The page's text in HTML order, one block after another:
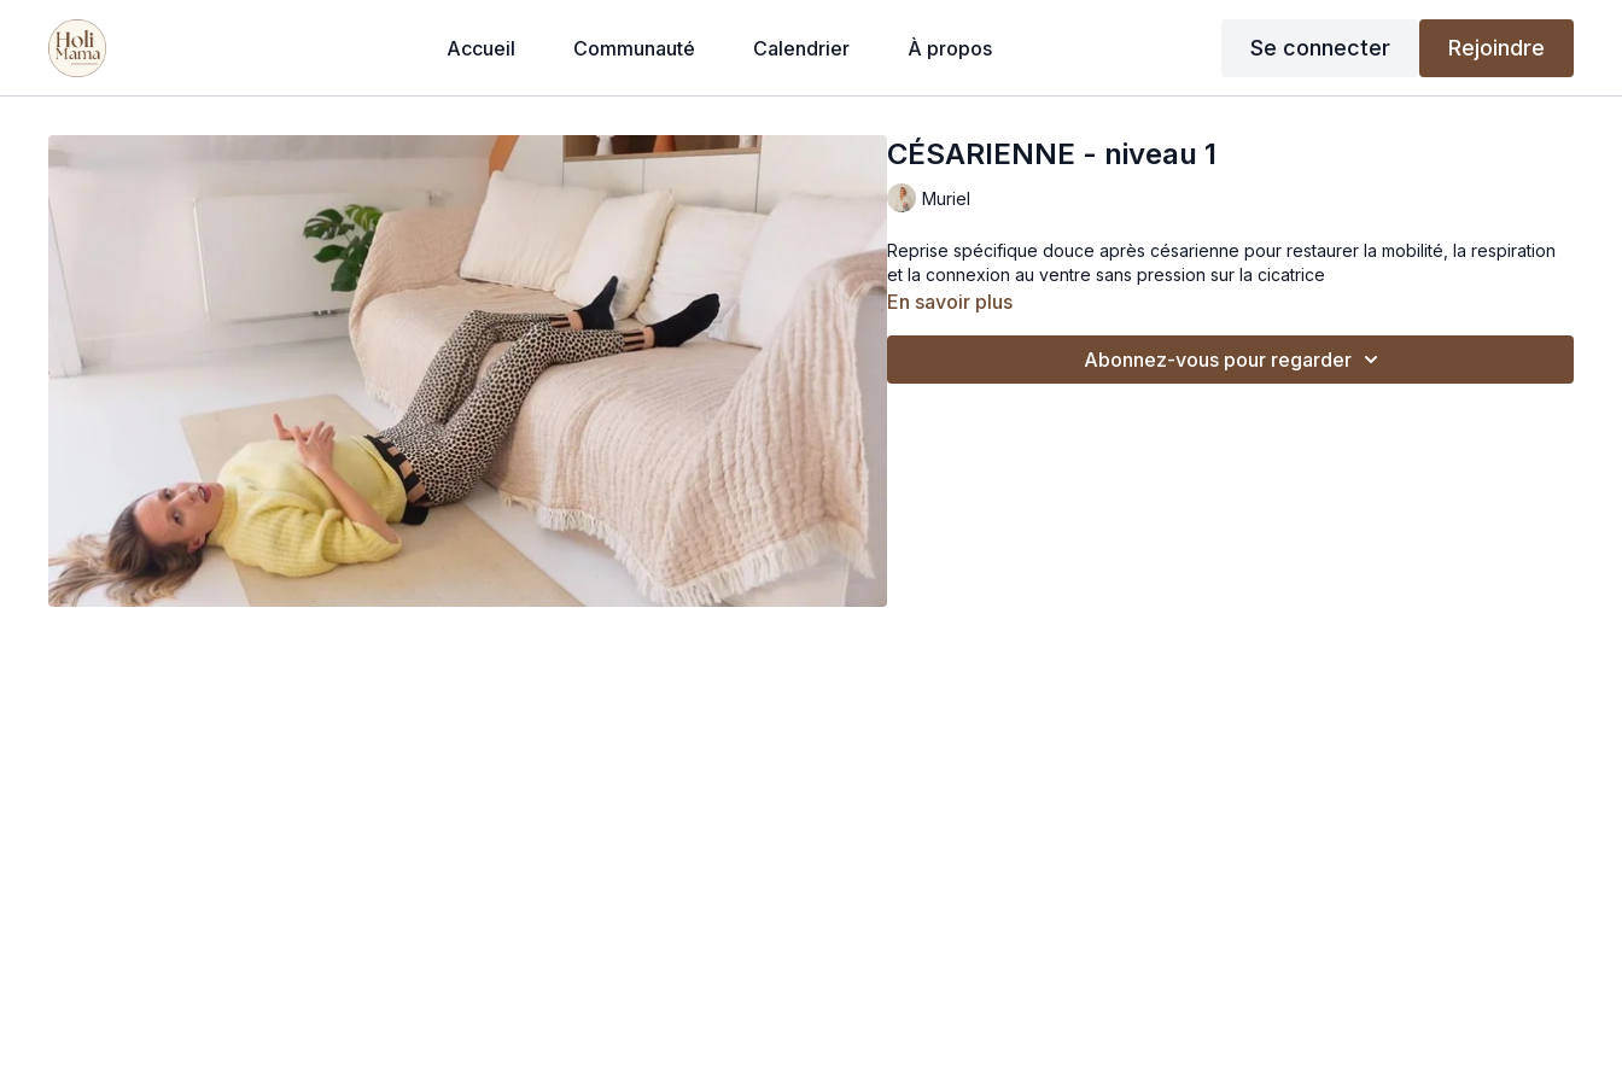
Accueil Communauté Calendrier À propos Se connecter Rejoindre
CÉSARIENNE - niveau 1
Muriel
Reprise spécifique douce après césarienne pour restaurer la mobilité, la respiration
et la connexion au ventre sans pression sur la cicatrice
En savoir plus
Abonnez-vous pour regarder